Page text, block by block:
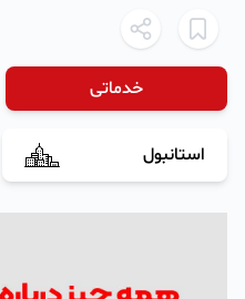
خدماتی
استانبول